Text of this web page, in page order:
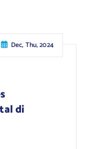
Dec, Thu, 2024
di